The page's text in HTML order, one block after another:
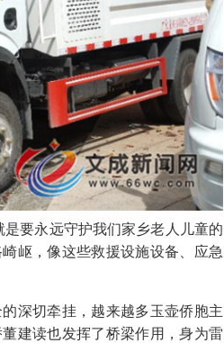
要永远守护我们家乡老人儿童的
岖，像这些救援设施设备、应急
深切牵挂，越来越多玉壶侨胞主
建读也发挥了桥梁作用，身为雷